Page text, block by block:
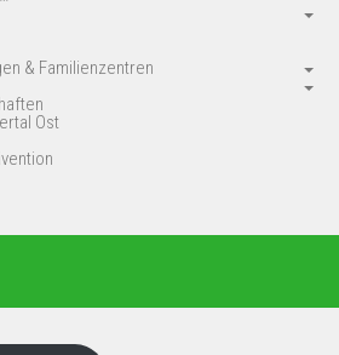
& Familienzentren
Ost